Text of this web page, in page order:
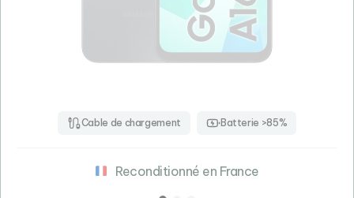
Cable de chargement Batterie >85%
Reconditionné en France